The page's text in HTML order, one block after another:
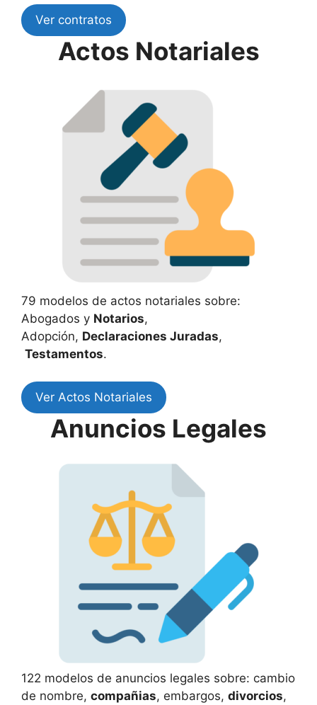
Ver contratos
Actos Notariales
79 modelos de actos notariales sobre:
Abogados y Notarios,
Adopción, Declaraciones Juradas,
Testamentos.
Ver Actos Notariales
Anuncios Legales
122 modelos de anuncios legales sobre: cambio
de nombre, compañias, embargos, divorcios,